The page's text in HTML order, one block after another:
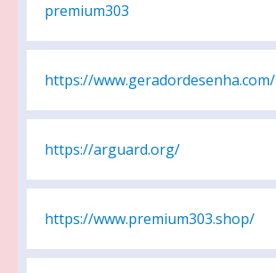
premium303
https://www.geradordesenha.com/
https://arguard.org/
https://www.premium303.shop/